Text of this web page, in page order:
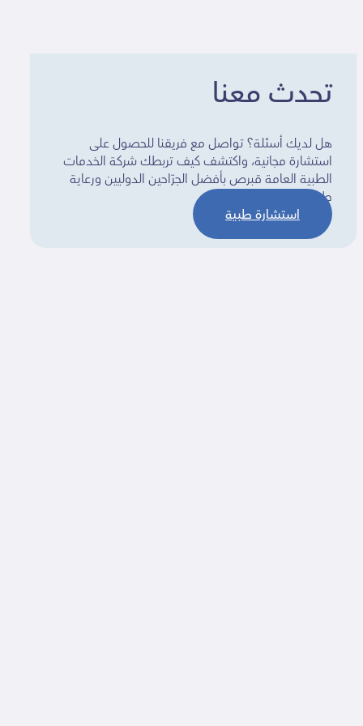
تحدث معنا
هل لديك أسئلة؟ تواصل مع فريقنا للحصول على
استشارة مجانية، واكتشف كيف تربطك شركة الخدمات
الطبية العامة قبرص بأفضل الجرّاحين الدوليين ورعاية
طبية مخصصة.
استشارة طبية